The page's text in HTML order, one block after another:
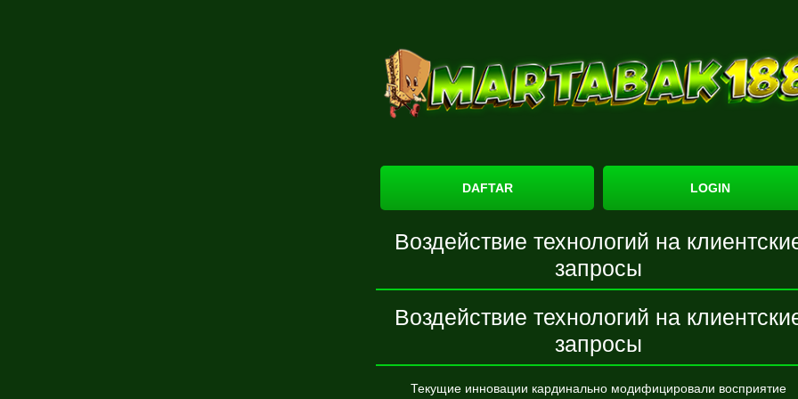
DAFTAR LOGIN
Воздействие технологий на
запросы
Воздействие технологий на
запросы
Текущие инновации кардинально модифицировали восприятие